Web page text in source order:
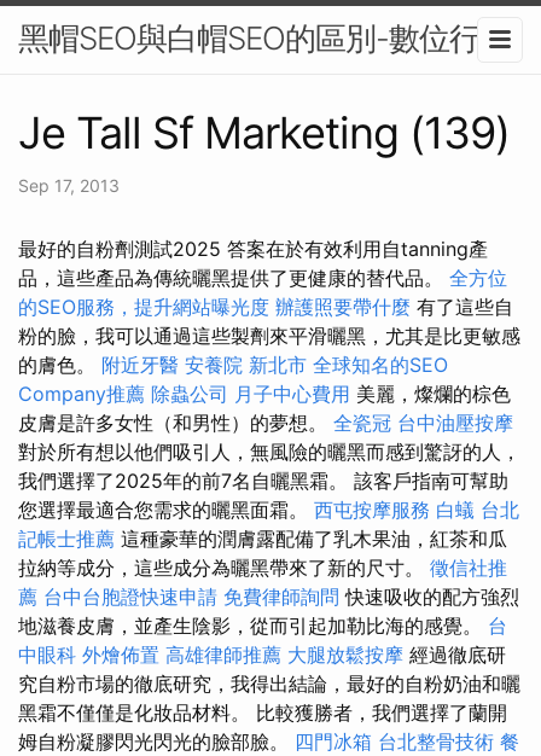
黑帽SEO與白帽SEO的區別-數位行銷
Je Tall Sf Marketing (139)
Sep 17, 2013
最好的自粉劑測試2025 答案在於有效利用自tanning產
品，這些產品為傳統曬黑提供了更健康的替代品。 全方位
的SEO服務，提升網站曝光度 辦護照要帶什麼 有了這些自
粉的臉，我可以通過這些製劑來平滑曬黑，尤其是比更敏感
的膚色。 附近牙醫 安養院 新北市 全球知名的SEO
Company推薦 除蟲公司 月子中心費用 美麗，燦爛的棕色
皮膚是許多女性（和男性）的夢想。 全瓷冠 台中油壓按摩
對於所有想以他們吸引人，無風險的曬黑而感到驚訝的人，
我們選擇了2025年的前7名自曬黑霜。 該客戶指南可幫助
您選擇最適合您需求的曬黑面霜。 西屯按摩服務 白蟻 台北
記帳士推薦 這種豪華的潤膚露配備了乳木果油，紅茶和瓜
拉納等成分，這些成分為曬黑帶來了新的尺寸。 徵信社推
薦 台中台胞證快速申請 免費律師詢問 快速吸收的配方強烈
地滋養皮膚，並產生陰影，從而引起加勒比海的感覺。 台
中眼科 外燴佈置 高雄律師推薦 大腿放鬆按摩 經過徹底研
究自粉市場的徹底研究，我得出結論，最好的自粉奶油和曬
黑霜不僅僅是化妝品材料。 比較獲勝者，我們選擇了蘭開
姆自粉凝膠閃光閃光的臉部臉。 四門冰箱 台北整骨技術 餐